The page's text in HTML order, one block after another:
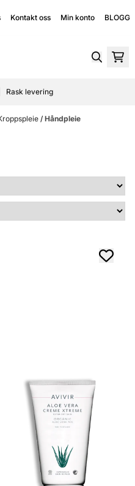
Kontakt oss Min konto BLOGG
Rask levering
/ Håndpleie